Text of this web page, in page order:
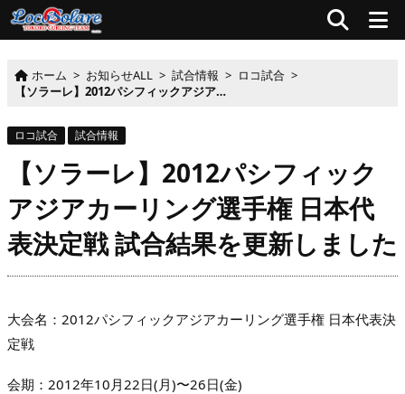
ホーム > お知らせALL > 試合情報 > ロコ試合 >
【ソラーレ】2012パシフィックアジアカーリング選手権 日本代表決定戦 試合結果を更新しました
ロコ試合 試合情報
【ソラーレ】2012パシフィック
アジアカーリング選手権 日本代
表決定戦 試合結果を更新しました
大会名：2012パシフィックアジアカーリング選手権 日本代表決
定戦
会期：2012年10月22日(月)〜26日(金)